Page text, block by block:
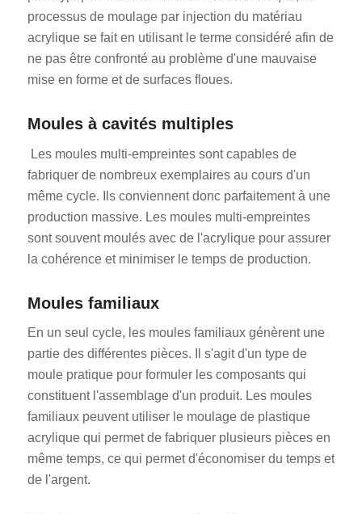
processus de moulage par injection du matériau
acrylique se fait en utilisant le terme considéré afin de
ne pas être confronté au problème d'une mauvaise
mise en forme et de surfaces floues.
Moules à cavités multiples
Les moules multi-empreintes sont capables de
fabriquer de nombreux exemplaires au cours d'un
même cycle. Ils conviennent donc parfaitement à une
production massive. Les moules multi-empreintes
sont souvent moulés avec de l'acrylique pour assurer
la cohérence et minimiser le temps de production.
Moules familiaux
En un seul cycle, les moules familiaux génèrent une
partie des différentes pièces. Il s'agit d'un type de
moule pratique pour formuler les composants qui
constituent l'assemblage d'un produit. Les moules
familiaux peuvent utiliser le moulage de plastique
acrylique qui permet de fabriquer plusieurs pièces en
même temps, ce qui permet d'économiser du temps et
de l'argent.